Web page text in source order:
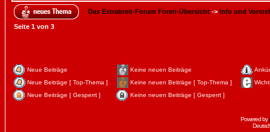
Das Extrabreit-Forum Foren-Übersicht -> Info und
Seite 1 von 3
Neue Beiträge Keine neuen Beiträge
Neue Beiträge [ Top-Thema ]
Keine neuen Beiträge [ Top-Thema ]
Neue Beiträge [ Gesperrt ]
Keine neuen Beiträge [ Gesperrt ]
Powered by